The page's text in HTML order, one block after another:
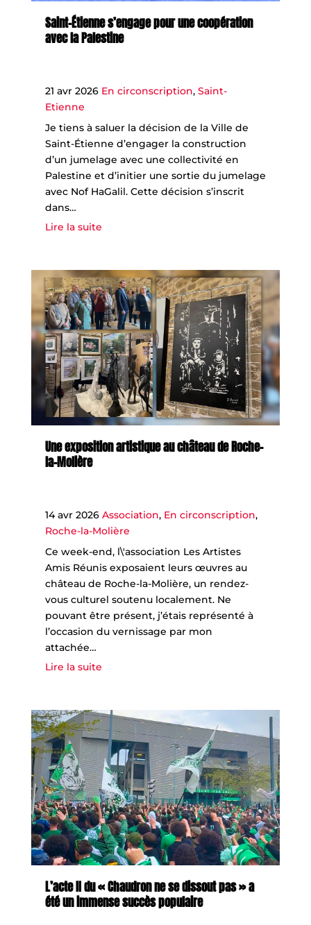
Saint-Étienne s’engage pour une coopération
avec la Palestine
21 avr 2026 En circonscription, Saint-
Etienne
Je tiens à saluer la décision de la Ville de
Saint-Étienne d’engager la construction
d’un jumelage avec une collectivité en
Palestine et d’initier une sortie du jumelage
avec Nof HaGalil. Cette décision s’inscrit
dans…
Lire la suite
Une exposition artistique au château de Roche-
la-Molière
14 avr 2026 Association, En circonscription,
Roche-la-Molière
Ce week-end, l\'association Les Artistes
Amis Réunis exposaient leurs œuvres au
château de Roche-la-Molière, un rendez-
vous culturel soutenu localement. Ne
pouvant être présent, j’étais représenté à
l’occasion du vernissage par mon
attachée…
Lire la suite
L’acte II du « Chaudron ne se dissout pas » a
été un immense succès populaire